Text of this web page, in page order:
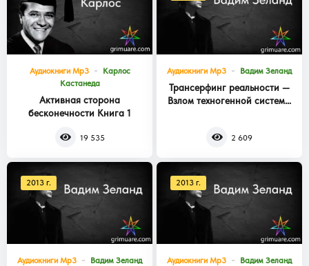
Аудиокниги Mp3
Карлос
Кастанеда
Активная сторона
бесконечности Книга 1
19 535
Аудиокниги Mp3 Вадим Зеланд
Трансерфинг реальности —
Взлом техногенной системы
2 609
2013 г.
Аудиокниги Mp3 Вадим Зеланд
2013 г.
Аудиокниги Mp3 Вадим Зеланд